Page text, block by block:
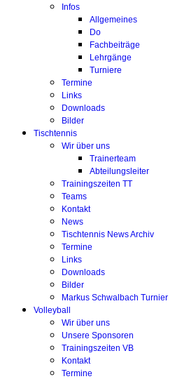
Infos
Allgemeines
Do
Fachbeiträge
Lehrgänge
Turniere
Termine
Links
Downloads
Bilder
Tischtennis
Wir über uns
Trainerteam
Abteilungsleiter
Trainingszeiten TT
Teams
Kontakt
News
Tischtennis News Archiv
Termine
Links
Downloads
Bilder
Markus Schwalbach Turnier
Volleyball
Wir über uns
Unsere Sponsoren
Trainingszeiten VB
Kontakt
Termine